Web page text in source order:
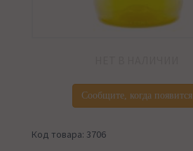
Сообщите, когда появится
Код товара: 3706